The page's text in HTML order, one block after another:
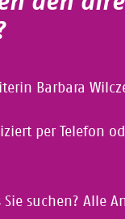
Barbara
per Telefon
suchen? Alle